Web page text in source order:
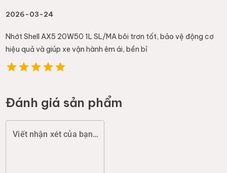
2026-03-24
Nhớt Shell AX5 20W50 1L SL/MA bôi trơn tốt, bảo vệ động cơ
hiệu quả và giúp xe vận hành êm ái, bền bỉ
Đánh giá sản phẩm
Viết nhận xét của bạn (chất lượng, đóng gói, giao hàng...)